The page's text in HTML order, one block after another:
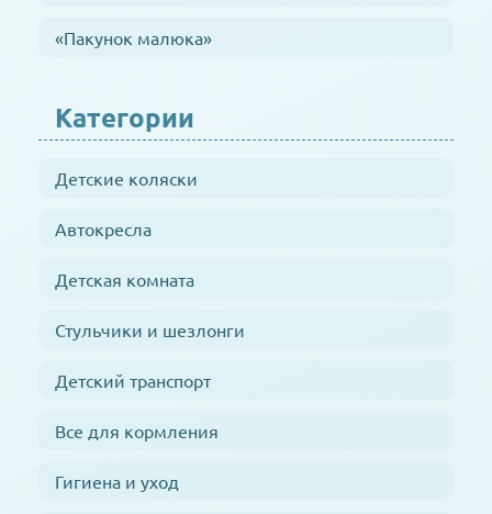
«Пакунок малюка»
Категории
Детские коляски
Автокресла
Детская комната
Стульчики и шезлонги
Детский транспорт
Все для кормления
Гигиена и уход